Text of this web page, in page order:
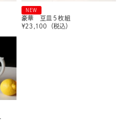
NEW
豪華 豆皿５枚組
¥23,100 （税込）